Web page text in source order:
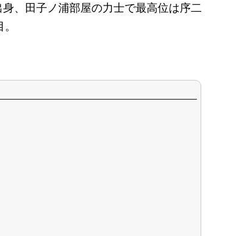
、田子ノ浦部屋の力士で最高位は序二